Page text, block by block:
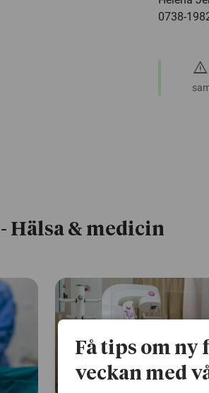
0738-
warning
- Hälsa & medicin
Få tips om ny
veckan med